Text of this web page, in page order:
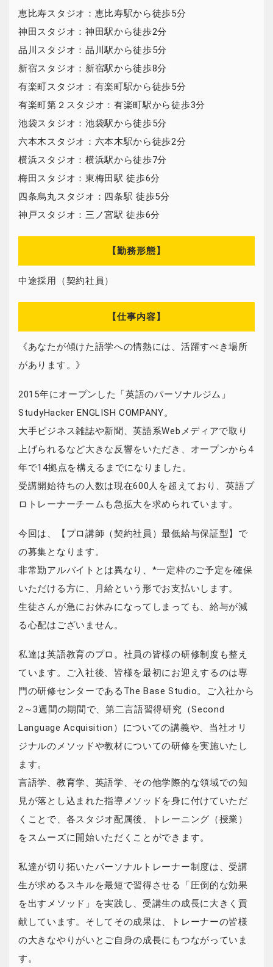
恵比寿スタジオ：恵比寿駅から徒歩5分
神田スタジオ：神田駅から徒歩2分
品川スタジオ：品川駅から徒歩5分
新宿スタジオ：新宿駅から徒歩8分
有楽町スタジオ：有楽町駅から徒歩5分
有楽町第２スタジオ：有楽町駅から徒歩3分
池袋スタジオ：池袋駅から徒歩5分
六本木スタジオ：六本木駅から徒歩2分
横浜スタジオ：横浜駅から徒歩7分
梅田スタジオ：東梅田駅 徒歩6分
四条烏丸スタジオ：四条駅 徒歩5分
神戸スタジオ：三ノ宮駅 徒歩6分
【勤務形態】
中途採用（契約社員）
【仕事内容】
《あなたが傾けた語学への情熱には、活躍すべき場所
があります。》
2015年にオープンした「英語のパーソナルジム」
StudyHacker ENGLISH COMPANY。
大手ビジネス雑誌や新聞、英語系Webメディアで取り
上げられるなど大きな反響をいただき、オープンから4
年で14拠点を構えるまでになりました。
受講開始待ちの人数は現在600人を超えており、英語プ
ロトレーナーチームも急拡大を求められています。
今回は、【プロ講師（契約社員）最低給与保証型】で
の募集となります。
非常勤アルバイトとは異なり、*一定枠のご予定を確保
いただける方に、月給という形でお支払いします。
生徒さんが急にお休みになってしまっても、給与が減
る心配はございません。
私達は英語教育のプロ。社員の皆様の研修制度も整え
ています。ご入社後、皆様を最初にお迎えするのは専
門の研修センターであるThe Base Studio。ご入社から
2～3週間の期間で、第二言語習得研究（Second
Language Acquisition）についての講義や、当社オリ
ジナルのメソッドや教材についての研修を実施いたし
ます。
言語学、教育学、英語学、その他学際的な領域での知
見が落とし込まれた指導メソッドを身に付けていただ
くことで、各スタジオ配属後、トレーニング（授業）
をスムーズに開始いただくことができます。
私達が切り拓いたパーソナルトレーナー制度は、受講
生が求めるスキルを最短で習得させる「圧倒的な効果
を出すメソッド」を実践し、受講生の成長に大きく貢
献しています。そしてその成果は、トレーナーの皆様
の大きなやりがいとご自身の成長にもつながっていま
す。